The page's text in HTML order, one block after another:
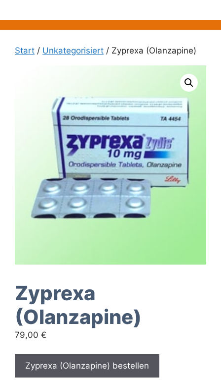
Inhalt
springen
Start / Unkategorisiert / Zyprexa (Olanzapine)
Zyprexa
(Olanzapine)
79,00 €
Zyprexa (Olanzapine) bestellen